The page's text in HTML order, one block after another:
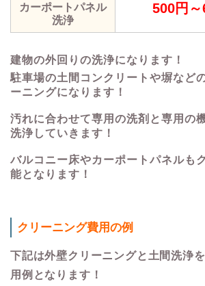
カーポートパネル
洗浄
500円
建物の外回りの洗浄になります！
駐車場の土間コンクリートや塀など
ーニングになります！
汚れに合わせて専用の洗剤と専用の
洗浄していきます！
バルコニー床やカーポートパネルも
能となります！
クリーニング費用の例
下記は外壁クリーニングと土間洗浄
用例となります！